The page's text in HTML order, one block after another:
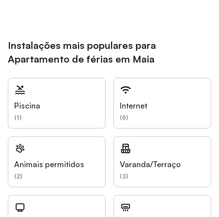
Instalações mais populares para
Apartamento de férias em Maia
Piscina
(1)
Internet
(6)
Animais permitidos
(2)
Varanda/Terraço
(3)